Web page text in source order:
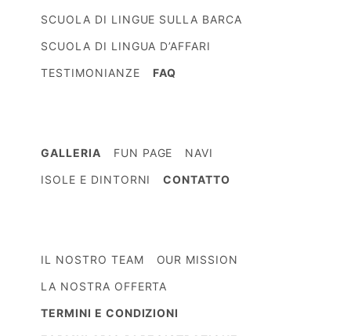
SCUOLA DI LINGUE SULLA BARCA
SCUOLA DI LINGUA D’AFFARI
TESTIMONIANZE
FAQ
GALLERIA FUN PAGE
NAVI
ISOLE E DINTORNI
CONTATTO
IL NOSTRO TEAM
OUR MISSION
LA NOSTRA OFFERTA
TERMINI E CONDIZIONI